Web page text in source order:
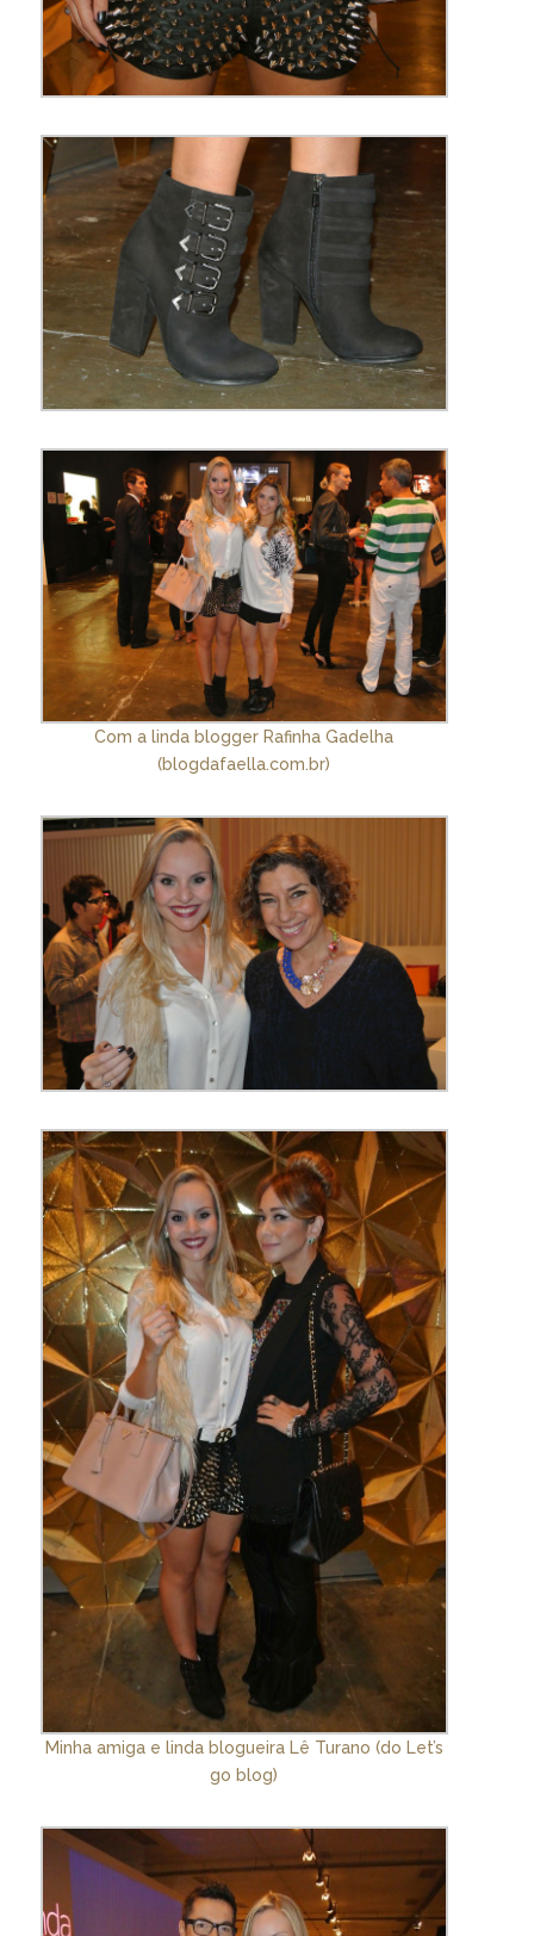
Com a linda blogger Rafinha Gadelha
(blogdafaella.com.br)
Minha amiga e linda blogueira Lê Turano (do Let’s
go blog)